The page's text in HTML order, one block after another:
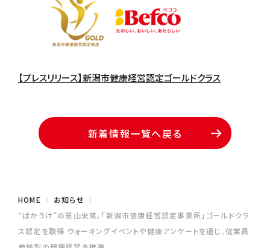
【プレスリリース】新潟市健康経営認定ゴールドクラス
新着情報一覧へ戻る
HOME
お知らせ
“ばかうけ”の栗山米菓、「新潟市健康経営認定事業所」ゴールドクラ
ス認定を取得 ウォーキングイベントや健康アンケートを通じ、従業員